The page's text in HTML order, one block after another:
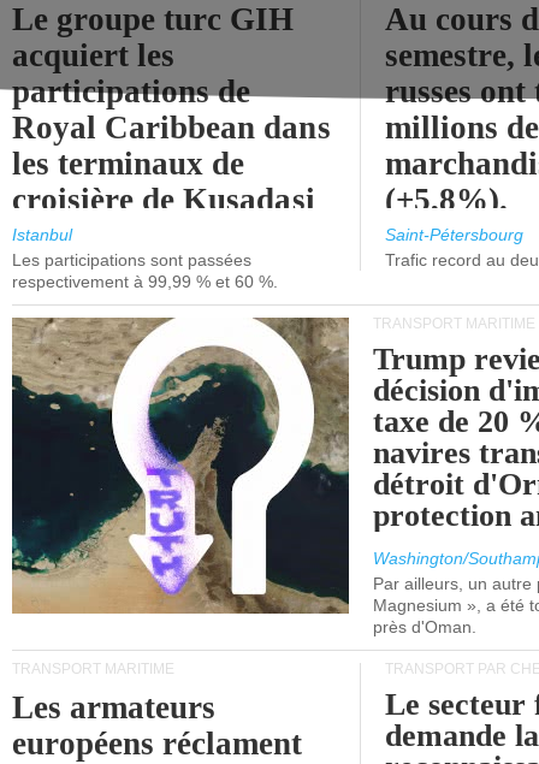
Le groupe turc GIH
acquiert les
participations de
Royal Caribbean dans
les terminaux de
croisière de Kusadasi
et de Lisbonne.
Istanbul
Les participations sont passées
respectivement à 99,99 % et 60 %.
Au cours
semestre,
russes
millions
(+5,8%).
Saint-Pétersbourg
Trafic record au
TRANSPORT MARITIME
Trump
décision
taxe de 20
navires
détroit
protection
Washington/
Par ailleurs, un autre
Magnesium », a été
près d'Oman.
TRANSPORT MARITIME
Les armateurs
européens réclament
TRANSPORT PAR
Le
demande la